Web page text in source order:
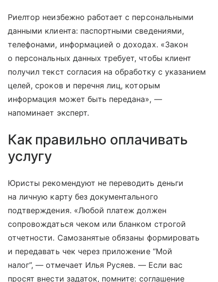
Риелтор неизбежно работает с персональными
данными клиента: паспортными сведениями,
телефонами, информацией о доходах. «Закон
о персональных данных требует, чтобы клиент
получил текст согласия на обработку с указанием
целей, сроков и перечня лиц, которым
информация может быть передана», —
напоминает эксперт.
Как правильно оплачивать
услугу
Юристы рекомендуют не переводить деньги
на личную карту без документального
подтверждения. «Любой платеж должен
сопровождаться чеком или бланком строгой
отчетности. Самозанятые обязаны формировать
и передавать чек через приложение “Мой
налог”, — отмечает Илья Русяев. — Если вас
просят внести задаток, помните: соглашение